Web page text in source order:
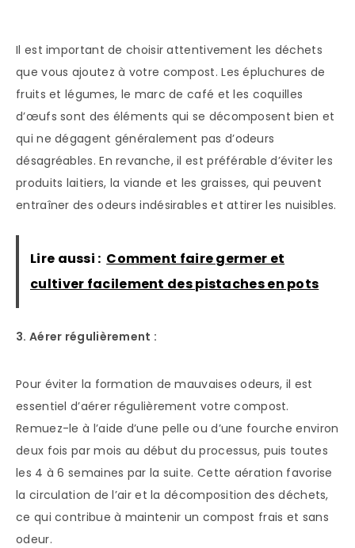
Il est important de choisir attentivement les déchets
que vous ajoutez à votre compost. Les épluchures de
fruits et légumes, le marc de café et les coquilles
d’œufs sont des éléments qui se décomposent bien et
qui ne dégagent généralement pas d’odeurs
désagréables. En revanche, il est préférable d’éviter les
produits laitiers, la viande et les graisses, qui peuvent
entraîner des odeurs indésirables et attirer les nuisibles.
Lire aussi : Comment faire germer et
cultiver facilement des pistaches en pots
3. Aérer régulièrement :
Pour éviter la formation de mauvaises odeurs, il est
essentiel d’aérer régulièrement votre compost.
Remuez-le à l’aide d’une pelle ou d’une fourche environ
deux fois par mois au début du processus, puis toutes
les 4 à 6 semaines par la suite. Cette aération favorise
la circulation de l’air et la décomposition des déchets,
ce qui contribue à maintenir un compost frais et sans
odeur.